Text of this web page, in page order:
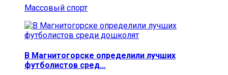
Массовый спорт
В Магнитогорске определили лучших
футболистов сред…